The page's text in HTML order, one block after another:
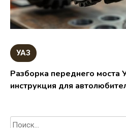
УАЗ
Разборка переднего моста
инструкция для